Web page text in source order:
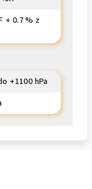
+ 0.7 % z
+1100 hPa